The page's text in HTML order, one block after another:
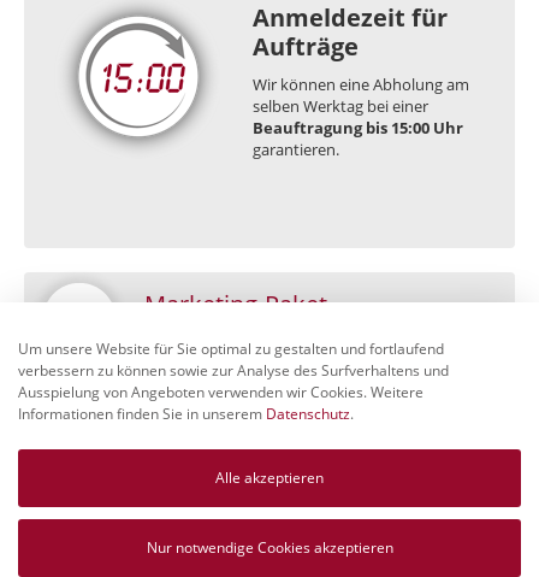
Anmeldezeit für
Aufträge
Wir können eine Abholung am
selben Werktag bei einer
Beauftragung bis 15:00 Uhr
garantieren.
Marketing-Paket
(Autohäuser/Kfz-Werkstätten/Kfz-Betriebe).
© August 2026 - c3-cramm car concepts GmbH, 38550 Isenbüttel -
All rights reserved.
Um unsere Website für Sie optimal zu gestalten und fortlaufend
verbessern zu können sowie zur Analyse des Surfverhaltens und
Ausspielung von Angeboten verwenden wir Cookies. Weitere
Informationen finden Sie in unserem Datenschutz.
Alle akzeptieren
Nur notwendige Cookies akzeptieren